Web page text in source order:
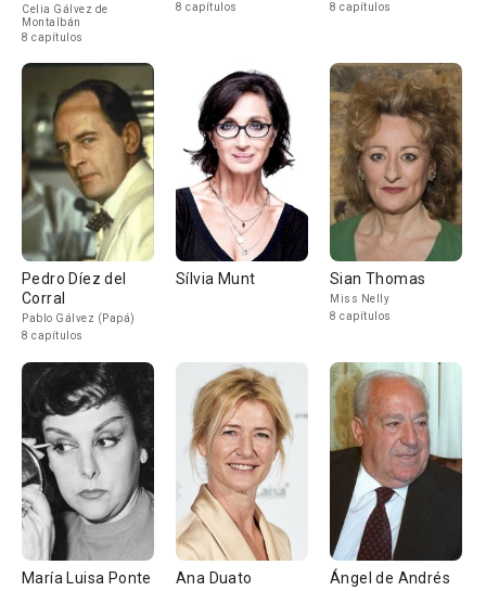
Celia Gálvez de
Montalbán
8 capítulos
8 capítulos
8 capítulos
Pedro Díez del
Corral
Pablo Gálvez (Papá)
8 capítulos
Sílvia Munt Sian Thomas
Miss Nelly
8 capítulos
María Luisa Ponte Ana Duato Ángel de Andrés